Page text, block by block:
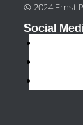
© 2024 Ernst
Social